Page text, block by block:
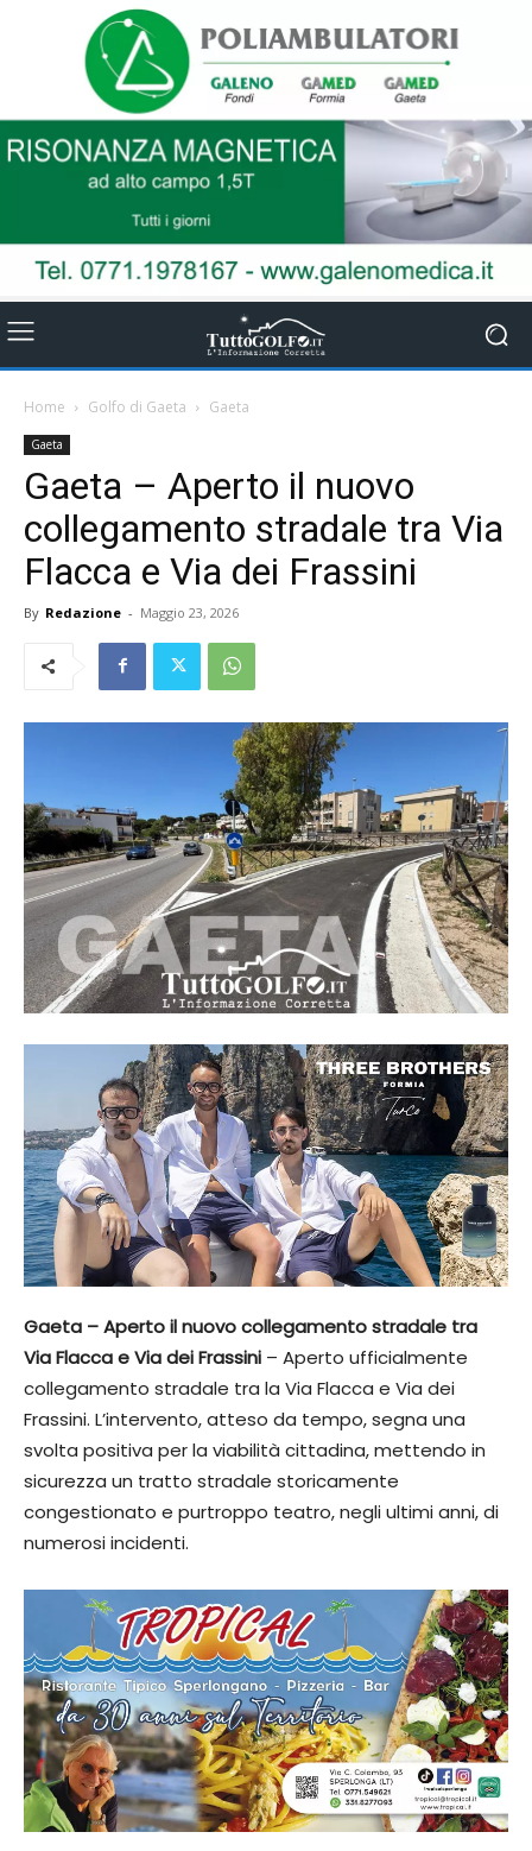
Home Golfo di Gaeta Gaeta
Gaeta
Gaeta – Aperto il nuovo
collegamento stradale tra Via
Flacca e Via dei Frassini
By Redazione - Maggio 23, 2026
Gaeta – Aperto il nuovo collegamento stradale tra
Via Flacca e Via dei Frassini – Aperto ufficialmente
collegamento stradale tra la Via Flacca e Via dei
Frassini. L’intervento, atteso da tempo, segna una
svolta positiva per la viabilità cittadina, mettendo in
sicurezza un tratto stradale storicamente
congestionato e purtroppo teatro, negli ultimi anni, di
numerosi incidenti.